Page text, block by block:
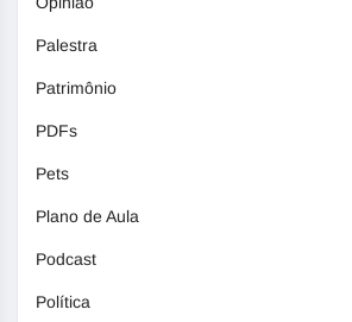
Palestra
Patrimônio
PDFs
Pets
Plano de Aula
Podcast
Política